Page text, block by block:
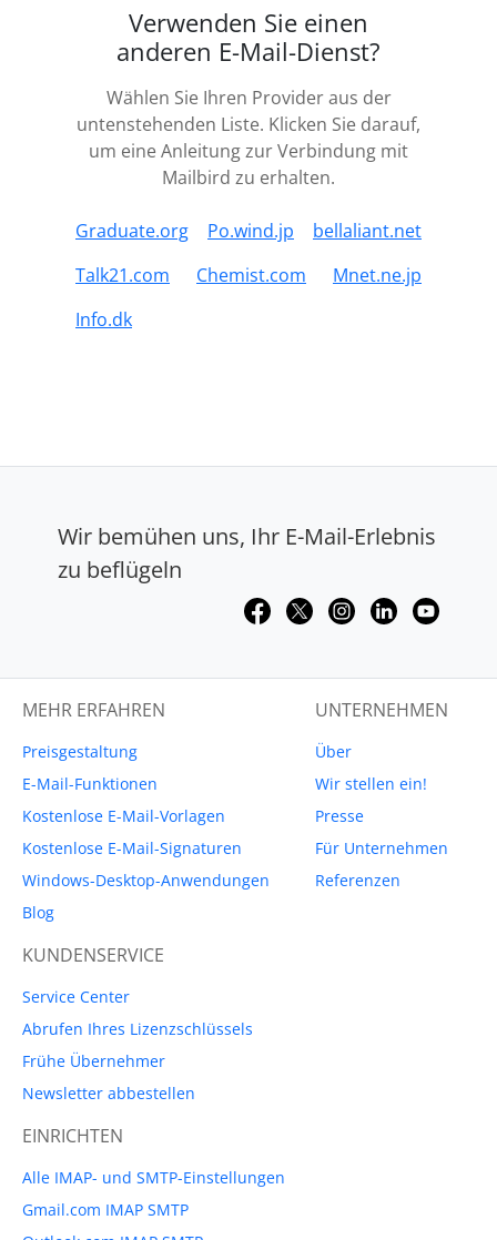
Verwenden Sie einen
anderen E-Mail-Dienst?
Wählen Sie Ihren Provider aus der
untenstehenden Liste. Klicken Sie darauf,
um eine Anleitung zur Verbindung mit
Mailbird zu erhalten.
Graduate.org Po.wind.jp
bellaliant.net
Talk21.com
Chemist.com
Mnet.ne.jp
Info.dk
Wir bemühen uns, Ihr E-Mail-Erlebnis
zu beflügeln
MEHR ERFAHREN
Preisgestaltung
E-Mail-Funktionen
Kostenlose E-Mail-Vorlagen
Kostenlose E-Mail-Signaturen
Windows-Desktop-Anwendungen
Blog
UNTERNEHMEN
Über
Wir stellen ein!
Presse
Für Unternehmen
Referenzen
KUNDENSERVICE
Service Center
Abrufen Ihres Lizenzschlüssels
Frühe Übernehmer
Newsletter abbestellen
EINRICHTEN
Alle IMAP- und SMTP-Einstellungen
Gmail.com IMAP SMTP